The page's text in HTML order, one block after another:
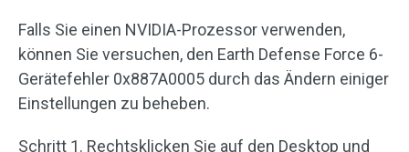
Falls Sie einen NVIDIA-Prozessor verwenden,
können Sie versuchen, den Earth Defense Force 6-
Gerätefehler 0x887A0005 durch das Ändern einiger
Einstellungen zu beheben.
Schritt 1. Rechtsklicken Sie auf den Desktop und